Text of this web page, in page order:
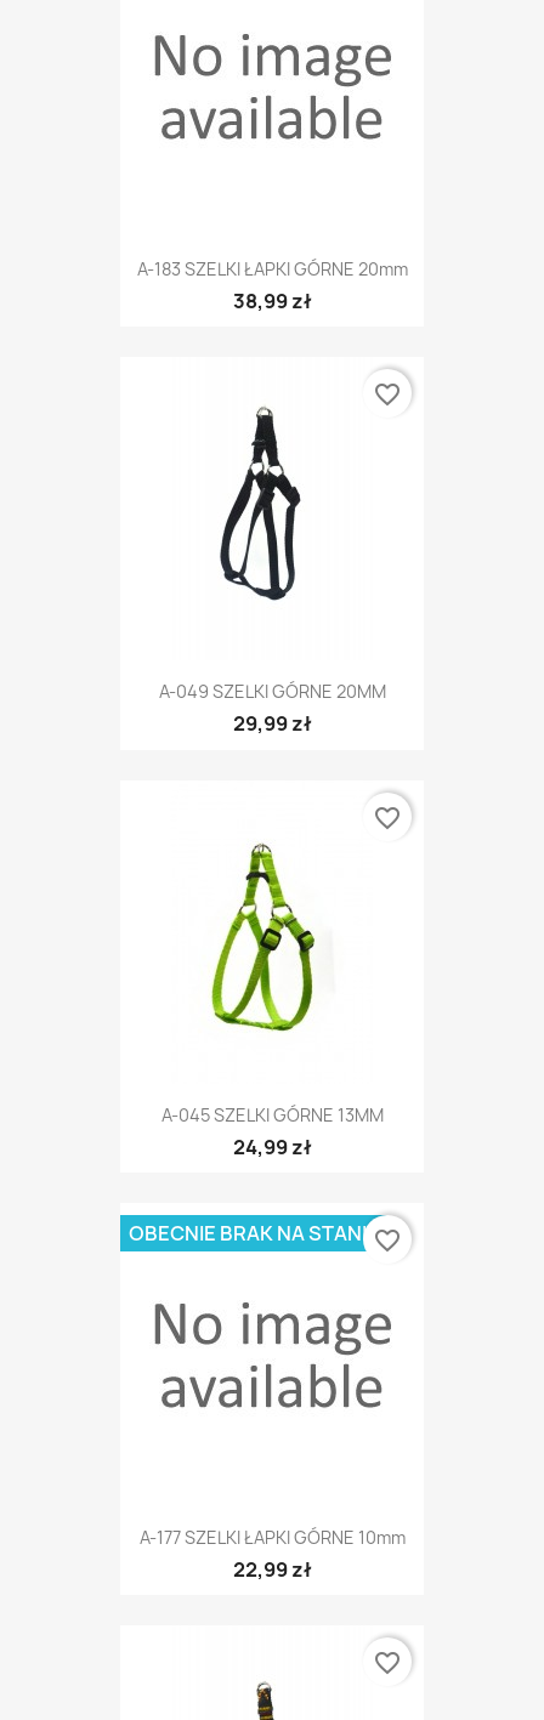
A-183 SZELKI ŁAPKI GÓRNE 20mm
38,99 zł
A-049 SZELKI GÓRNE 20MM
29,99 zł
favorite_border
A-045 SZELKI GÓRNE 13MM
24,99 zł
favorite_border
A-177 SZELKI ŁAPKI GÓRNE 10mm
22,99 zł
OBECNIE BRAK NA STANIEfavorite_border
favorite_border